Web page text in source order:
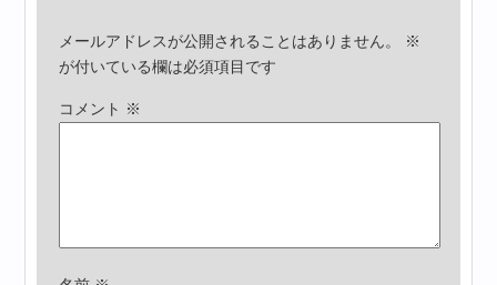
メールアドレスが公開されることはありません。
※
が付いている欄は必須項目です
コメント ※